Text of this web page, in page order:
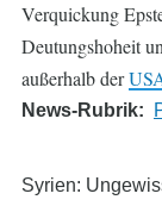
Verquickung
Deutungshoheit
außerhalb der
News-Rubrik
Syrien: